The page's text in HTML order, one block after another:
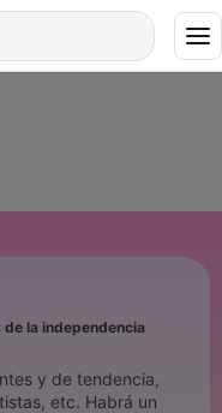
la independencia
y de tendencia,
Habrá un